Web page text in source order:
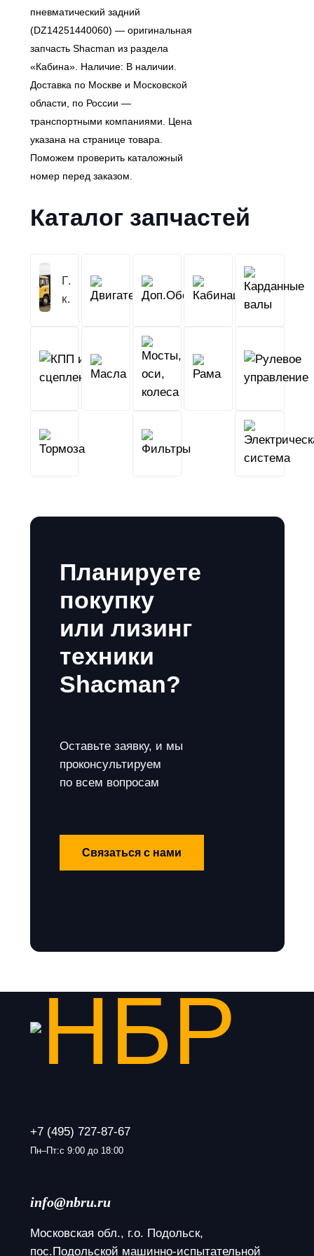
пневматический задний
(DZ14251440060) — оригинальная
запчасть Shacman из раздела
«Кабина». Наличие: В наличии.
Доставка по Москве и Московской
области, по России —
транспортными компаниями. Цена
указана на странице товара.
Поможем проверить каталожный
номер перед заказом.
Каталог запчастей
Грузовой
кузов
Двигатель Кабина
КПП
оси,
Рама
Тормоза Фильтры
Планируете
покупку
или лизинг
техники
Shacman?
Оставьте заявку, и мы
проконсультируем
по всем вопросам
Связаться с нами
+7 (495) 727-87-67
Пн–Пт:с 9:00 до 18:00
info@nbru.ru
Московская обл., г.о. Подольск,
пос.Подольской машинно-испытательной